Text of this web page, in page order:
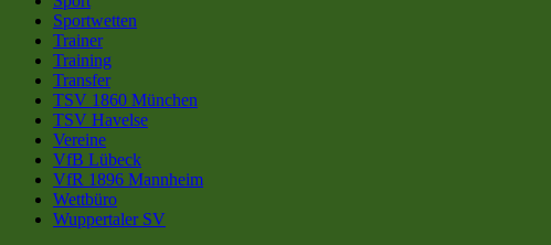
Sportwetten
Trainer
Training
Transfer
TSV 1860 München
TSV Havelse
Vereine
VfB Lübeck
VfR 1896 Mannheim
Wettbüro
Wuppertaler SV